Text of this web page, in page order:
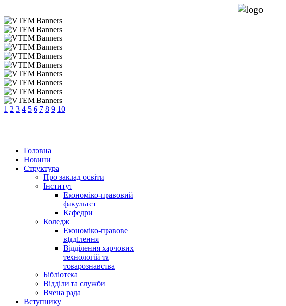
1 2 3 4 5 6 7 8 9 10
Головна
Новини
Структура
Про заклад освіти
Інститут
Економіко-правовий
факультет
Кафедри
Коледж
Економіко-правове
відділення
Відділення харчових
технологій та
товарознавства
Бібліотека
Відділи та служби
Вчена рада
Вступнику